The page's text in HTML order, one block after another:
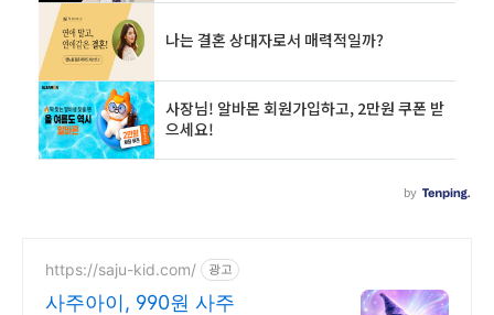
https://saju-kid.com/ 광고
사주아이, 990원 사주